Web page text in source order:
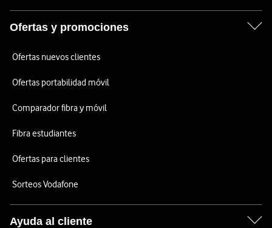
Ofertas y promociones
Ofertas nuevos clientes
Ofertas portabilidad móvil
Comparador fibra y móvil
Fibra estudiantes
Ofertas para clientes
Sorteos Vodafone
Ayuda al cliente